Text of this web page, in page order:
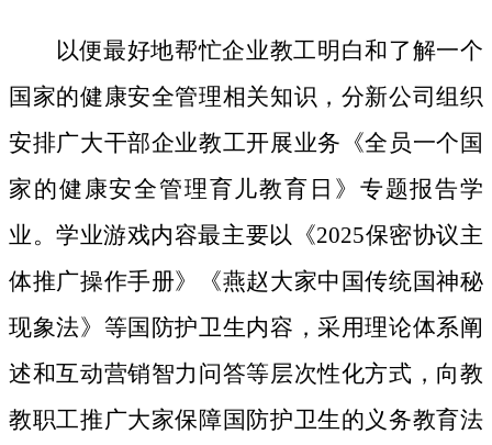
以便最好地帮忙企业教工明白和了解一个
国家的健康安全管理相关知识，分新公司组织
安排广大干部企业教工开展业务《全员一个国
家的健康安全管理育儿教育日》专题报告学
业。学业游戏内容最主要以《2025保密协议主
体推广操作手册》《燕赵大家中国传统国神秘
现象法》等国防护卫生内容，采用理论体系阐
述和互动营销智力问答等层次性化方式，向教
教职工推广大家保障国防护卫生的义务教育法